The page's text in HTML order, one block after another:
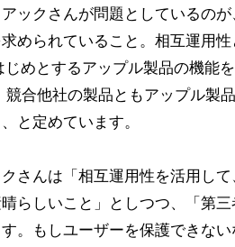
ックさんが問題としているの
められていること。相互運用
めとするアップル製品の機能
合他社の製品ともアップル製
と定めています。
さんは「相互運用性を活用し
らしいこと」としつつ、「第
。もしユーザーを保護できな